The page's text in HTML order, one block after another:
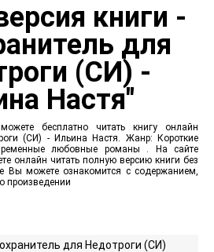
книги -
для
(СИ) -
Настя"
бесплатно читать книгу онлайн
(СИ) - Ильина Настя. Жанр: Короткие
любовные романы . На сайте
онлайн читать полную версию книги без
Вы можете ознакомится с содержанием,
произведении
для Недотроги (СИ)